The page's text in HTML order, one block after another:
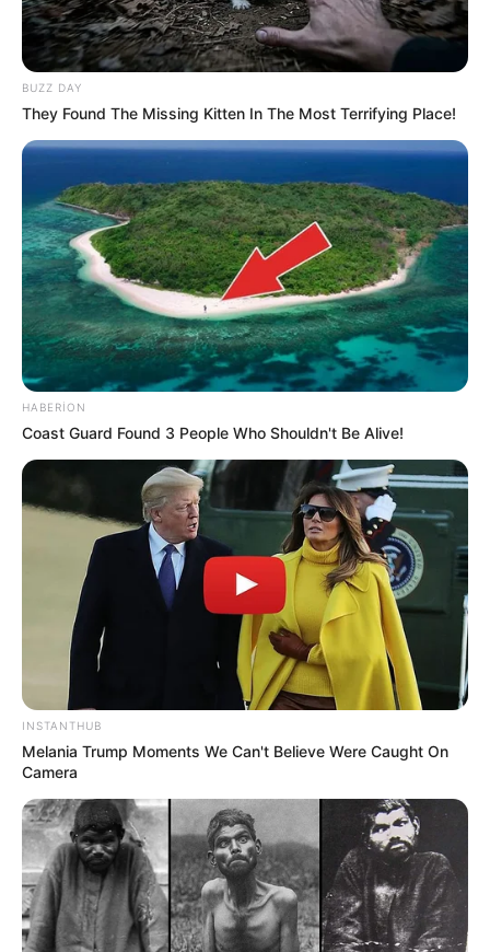
17:45 / 05 Avqust 2026 TİBB
Davamlı qarın köpü təhlükəli ola bilər –
Həkimdən xəbərdarlığı
92 0 0
17:30 / 05 Avqust 2026 HÜQUQ
Vəkil alimentlə bağlı valideynlərin bilməli
olduğu hüquqları
açıqladı
17:10 / 05 Avqust 2026 MARAQLI
BUZZ DAY
They Found The Missing Kitten In The Most Terrifying Place!
HABERION
Coast Guard Found 3 People Who Shouldn't Be Alive!
INSTANTHUB
Melania Trump Moments We Can't Believe Were Caught On
Camera